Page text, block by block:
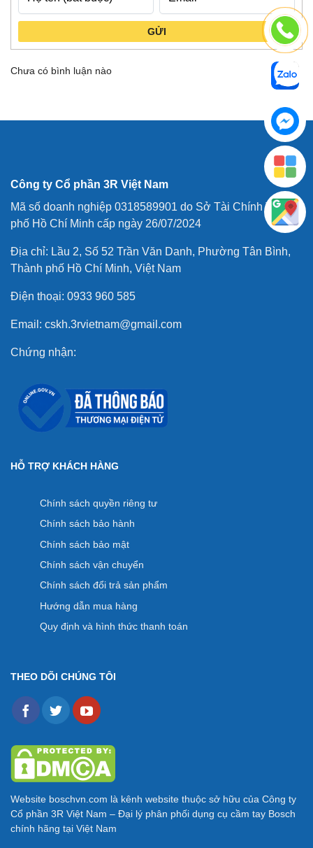
GỬI
Chưa có bình luận nào
Công ty Cổ phần 3R Việt Nam
Mã số doanh nghiệp 0318589901 do Sở Tài Chính Thành
phố Hồ Chí Minh cấp ngày 26/07/2024
Địa chỉ: Lầu 2, Số 52 Trần Văn Danh, Phường Tân Bình,
Thành phố Hồ Chí Minh, Việt Nam
Điện thoại: 0933 960 585
Email: cskh.3rvietnam@gmail.com
Chứng nhận:
HỖ TRỢ KHÁCH HÀNG
Chính sách quyền riêng tư
Chính sách bảo hành
Chính sách bảo mật
Chính sách vận chuyển
Chính sách đổi trả sản phẩm
Hướng dẫn mua hàng
Quy định và hình thức thanh toán
THEO DÕI CHÚNG TÔI
Website boschvn.com là kênh website thuộc sở hữu của Công ty
Cổ phần 3R Việt Nam – Đại lý phân phối dụng cụ cầm tay Bosch
chính hãng tại Việt Nam